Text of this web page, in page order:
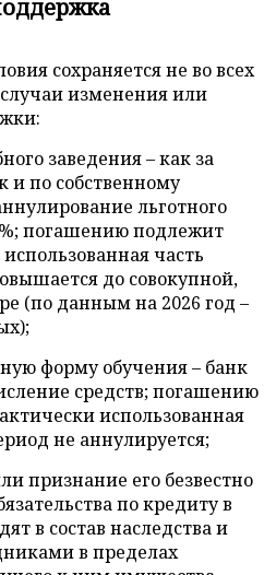
сохраняется не во всех
изменения или
заведения – как за
и по собственному
льготного
погашению подлежит
часть
до совокупной,
(по данным на 2026 год –
форму обучения – банк
средств; погашению
использованная
не аннулируется;
признание его безвестно
по кредиту в
в состав наследства и
в пределах